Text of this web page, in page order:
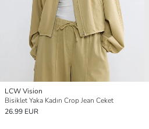
LCW Vision
Bisiklet Yaka Kadın Crop Jean Ceket
26.99 EUR